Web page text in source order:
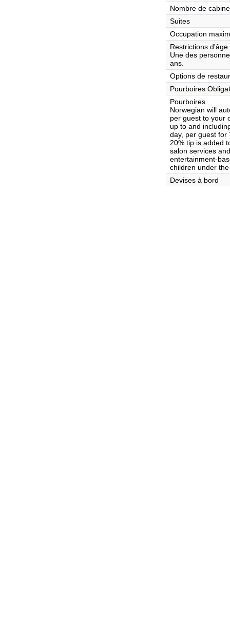
Nombre de
Suites
Occupation
Restrictions d'âge
Une des
ans.
Options de
Pourboires
Pourboires
Norwegian will
per guest to your
up to and
day, per guest for
20% tip is added
salon services
entertainment-
children under
Devises à bord